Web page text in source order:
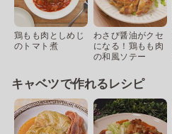
鶏もも肉としめじ
のトマト煮
わさび醤油がクセ
になる！鶏もも肉
の和風ソテー
キャベツで作れるレシピ